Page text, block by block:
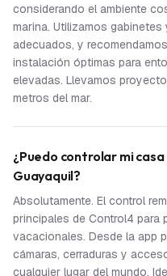
considerando el ambiente
marina. Utilizamos
adecuados, y
instalación óptimas para
elevadas. Llevamos
metros del mar.
¿Puedo controlar mi
Guayaquil?
Absolutamente. El control
principales de Control4 para
vacacionales. Desde la app
cámaras, cerraduras y
cualquier lugar del mundo.